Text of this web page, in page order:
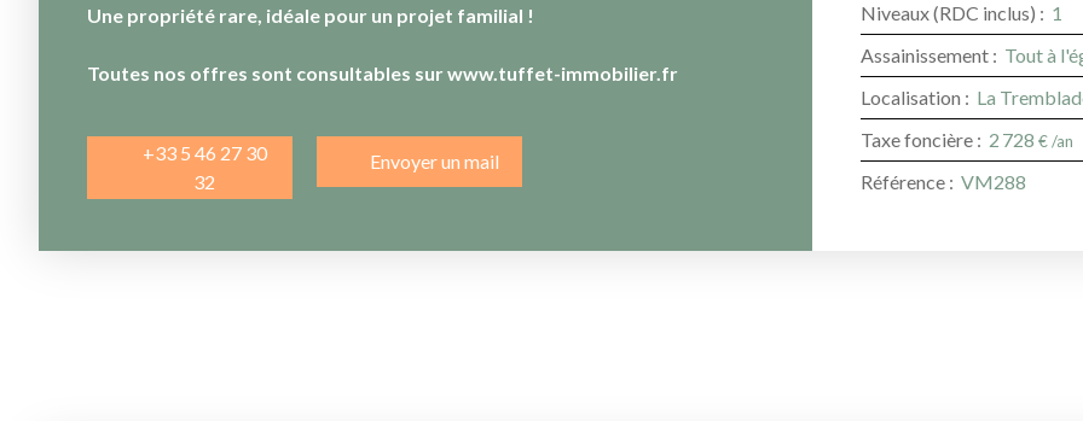
Une propriété rare, idéale pour un projet familial !
Toutes nos offres sont consultables sur www.tuffet-immobilier.fr
+33 5 46 27 30
32
Envoyer un mail
Niveaux (RDC inclus) : 1
Assainissement : Tout à
Localisation : La
Taxe foncière : 2 728 € /an
Référence : VM288